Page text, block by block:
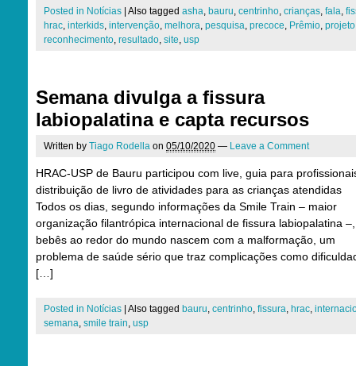
Posted in Notícias Also tagged asha, bauru, centrinho, crianças, fala,
hrac, interkids, intervenção, melhora, pesquisa, precoce, Prêmio, projeto
reconhecimento, resultado, site, usp
Semana divulga a fissura
labiopalatina e capta recursos
Written by Tiago Rodella on 05/10/2020 — Leave a Comment
HRAC-USP de Bauru participou com live, guia para
distribuição de livro de atividades para as crianças atendidas
Todos os dias, segundo informações da Smile Train – maior
organização filantrópica internacional de fissura labiopalatina
bebês ao redor do mundo nascem com a malformação, um
problema de saúde sério que traz complicações como
[…]
Posted in Notícias Also tagged bauru, centrinho, fissura, hrac,
semana, smile train, usp